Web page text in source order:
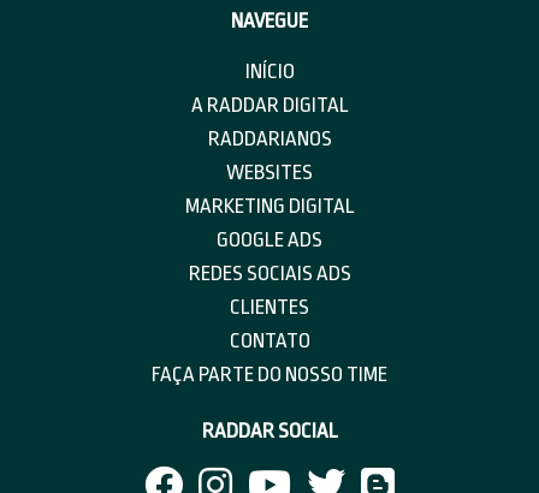
NAVEGUE
INÍCIO
A RADDAR DIGITAL
RADDARIANOS
WEBSITES
MARKETING DIGITAL
GOOGLE ADS
REDES SOCIAIS ADS
CLIENTES
CONTATO
FAÇA PARTE DO NOSSO TIME
RADDAR SOCIAL